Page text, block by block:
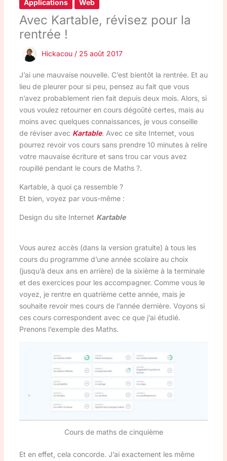
Applications Web
Avec Kartable, révisez pour la
rentrée !
Hickacou / 25 août 2017
J’ai une mauvaise nouvelle. C’est bientôt la rentrée. Et au
lieu de pleurer pour si peu, pensez au fait que vous
n’avez probablement rien fait depuis deux mois. Alors, si
vous voulez retourner en cours dégoûté certes, mais au
moins avec quelques connaissances, je vous conseille
de réviser avec Kartable. Avec ce site Internet, vous
pourrez revoir vos cours sans prendre 10 minutes à relire
votre mauvaise écriture et sans trou car vous avez
roupillé pendant le cours de Maths ?.
Kartable, à quoi ça ressemble ?
Et bien, voyez par vous-même :
Design du site Internet Kartable
Vous aurez accès (dans la version gratuite) à tous les
cours du programme d’une année scolaire au choix
(jusqu’à deux ans en arrière) de la sixième à la terminale
et des exercices pour les accompagner. Comme vous le
voyez, je rentre en quatrième cette année, mais je
souhaite revoir mes cours de l’année dernière. Voyons si
ces cours correspondent avec ce que j’ai étudié.
Prenons l’exemple des Maths.
Cours de maths de cinquième
Et en effet, cela concorde. J’ai exactement les même